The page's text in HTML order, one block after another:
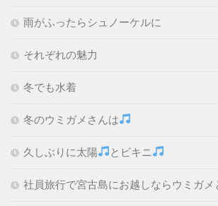
雨がふったらシュノーケルに
それぞれの魅力
冬でも水着
冬のウミガメさんは
久しぶりに太陽 とビキニ
社員旅行で宮古島にお越しならウミガメ